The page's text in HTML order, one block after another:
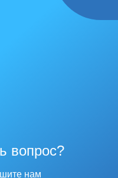
вопрос?
нам